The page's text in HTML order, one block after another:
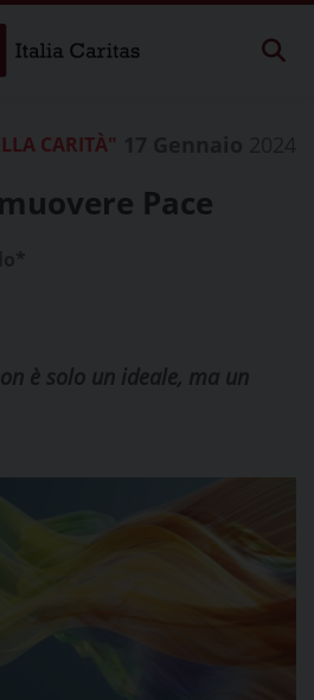
CARITÀ"
Pace
è solo un ideale, ma un